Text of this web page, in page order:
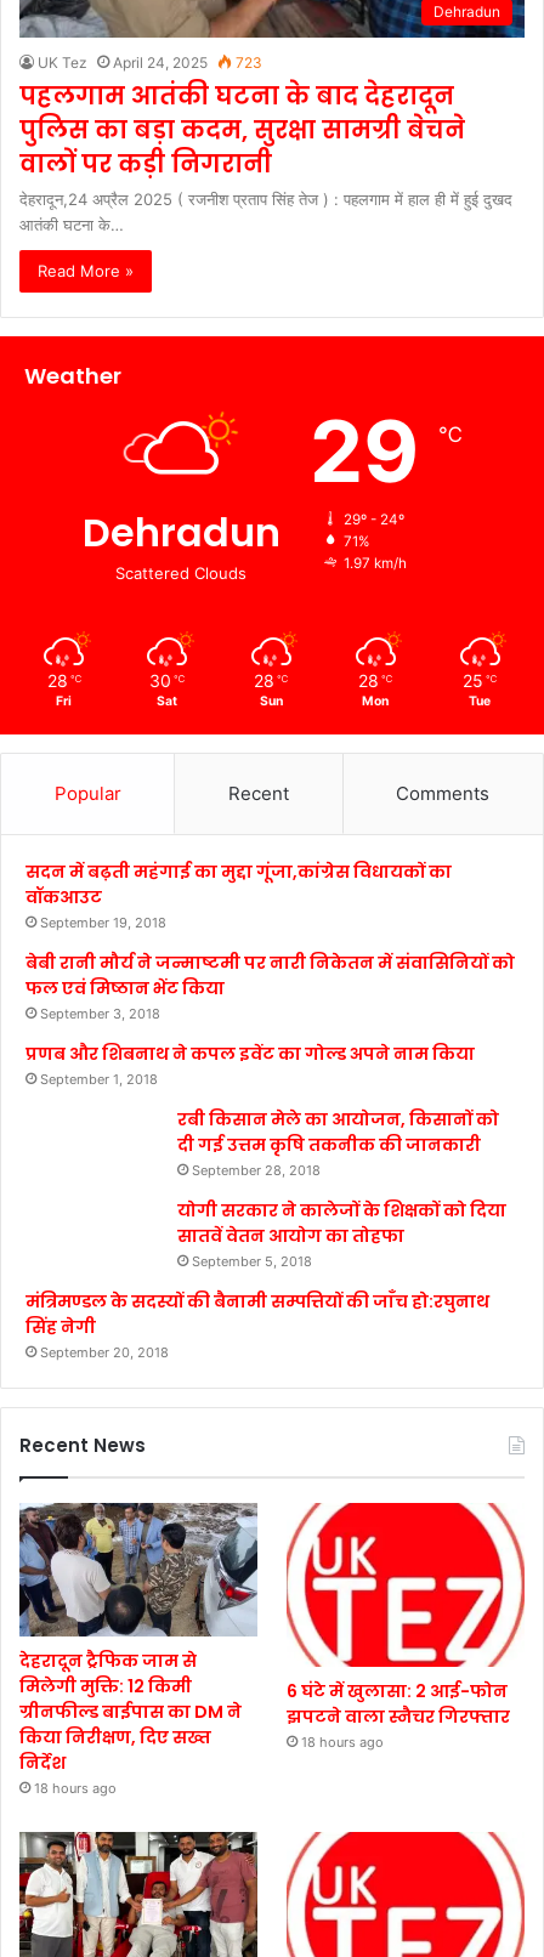
Dehradun
UK Tez April 24, 2025 723
पहलगाम आतंकी घटना के बाद देहरादून
पुलिस का बड़ा कदम, सुरक्षा सामग्री बेचने
वालों पर कड़ी निगरानी
देहरादून,24 अप्रैल 2025 ( रजनीश प्रताप सिंह तेज ) : पहलगाम में हाल ही में हुई दुखद
आतंकी घटना के…
Read More »
Weather
Dehradun
Scattered Clouds
29 ℃
29º - 24º
71%
1.97 km/h
28 ℃
Fri
30 ℃
Sat
28 ℃
Sun
28 ℃
Mon
25 ℃
Tue
Popular Recent Comments
सदन में बढ़ती महंगाई का मुद्दा गूंजा,कांग्रेस विधायकों का
वॉकआउट
September 19, 2018
बेबी रानी मौर्य ने जन्माष्टमी पर नारी निकेतन में संवासिनियों को
फल एवं मिष्ठान भेंट किया
September 3, 2018
प्रणब और शिबनाथ ने कपल इवेंट का गोल्ड अपने नाम किया
September 1, 2018
रबी किसान मेले का आयोजन, किसानों को
दी गई उत्तम कृषि तकनीक की जानकारी
September 28, 2018
योगी सरकार ने कालेजों के शिक्षकों को दिया
सातवें वेतन आयोग का तोहफा
September 5, 2018
मंत्रिमण्डल के सदस्यों की बैनामी सम्पत्तियों की जाँच हो:रघुनाथ
सिंह नेगी
September 20, 2018
Recent News
देहरादून ट्रैफिक जाम से
मिलेगी मुक्ति: 12 किमी
ग्रीनफील्ड बाईपास का DM ने
किया निरीक्षण, दिए सख्त
निर्देश
18 hours ago
6 घंटे में खुलासा: 2 आई-फोन
झपटने वाला स्नैचर गिरफ्तार
18 hours ago